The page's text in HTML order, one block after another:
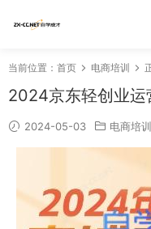
当前位置： 首页 电商培训
2024京东轻创业运
2024-05-03 电商培训